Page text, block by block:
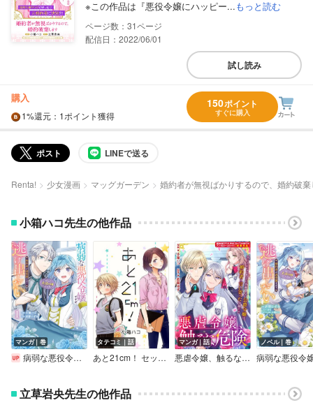
※この作品は『悪役令嬢にハッピー...もっと読む
31
配信日：2022/06/01
試し読み
購入
1%還元 ：1ポイント獲得
150ポイント
すぐに購入
ポスト LINEで送る
Renta! 少女漫画 マッグガーデン 婚約者が無視ばかりするので、婚約破
小箱ハコ先生の他作品
マンガ｜巻
病弱な悪役令嬢ですが、婚約者が過保護すぎて逃げ出したい（私たち犬猿の仲でしたよね！？）【Renta！限定版】
タテコミ｜話
あと21cm！ セット版【フルカラー】
マンガ｜話
悪虐令嬢、触るな危険
ノベル｜巻
立草岩央先生の他作品